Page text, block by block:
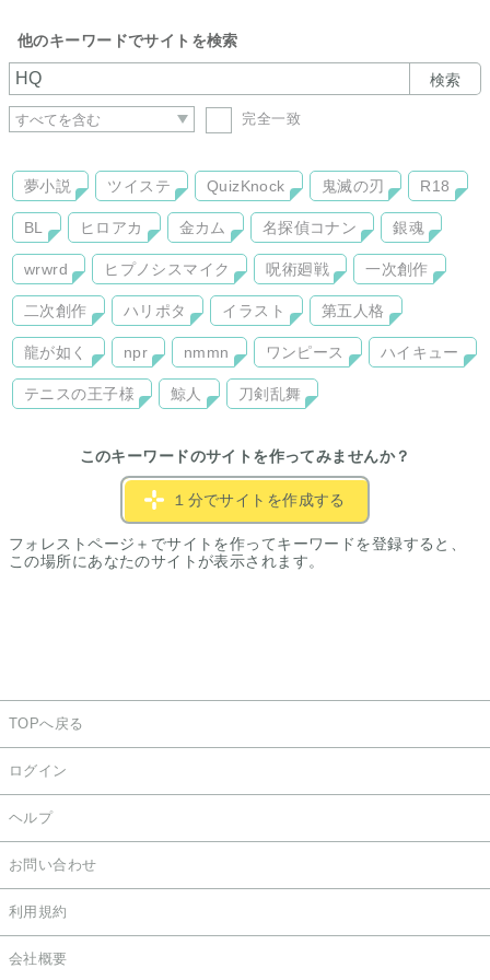
他のキーワードでサイトを検索
検索
完全一致
夢小説 ツイステ QuizKnock 鬼滅の刃 R18
BL ヒロアカ 金カム 名探偵コナン 銀魂
wrwrd ヒプノシスマイク 呪術廻戦 一次創作
二次創作 ハリポタ イラスト 第五人格
龍が如く npr nmmn ワンピース ハイキュー
テニスの王子様 鯨人 刀剣乱舞
このキーワードのサイトを作ってみませんか？
１分でサイトを作成する
フォレストページ＋でサイトを作ってキーワードを登録すると、
この場所にあなたのサイトが表示されます。
TOPへ戻る
ログイン
ヘルプ
お問い合わせ
利用規約
会社概要